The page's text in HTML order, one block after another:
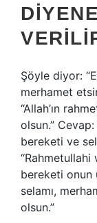
Şöyle diyor:
merhamet
“Allah’ın
olsun.” Cevap:
bereketi ve
“Rahmetullahi
bereketi onun
selamı,
olsun.”